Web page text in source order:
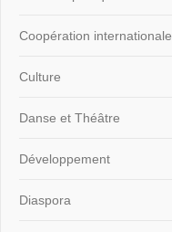
Coopération internationale
Culture
Danse et Théâtre
Développement
Diaspora